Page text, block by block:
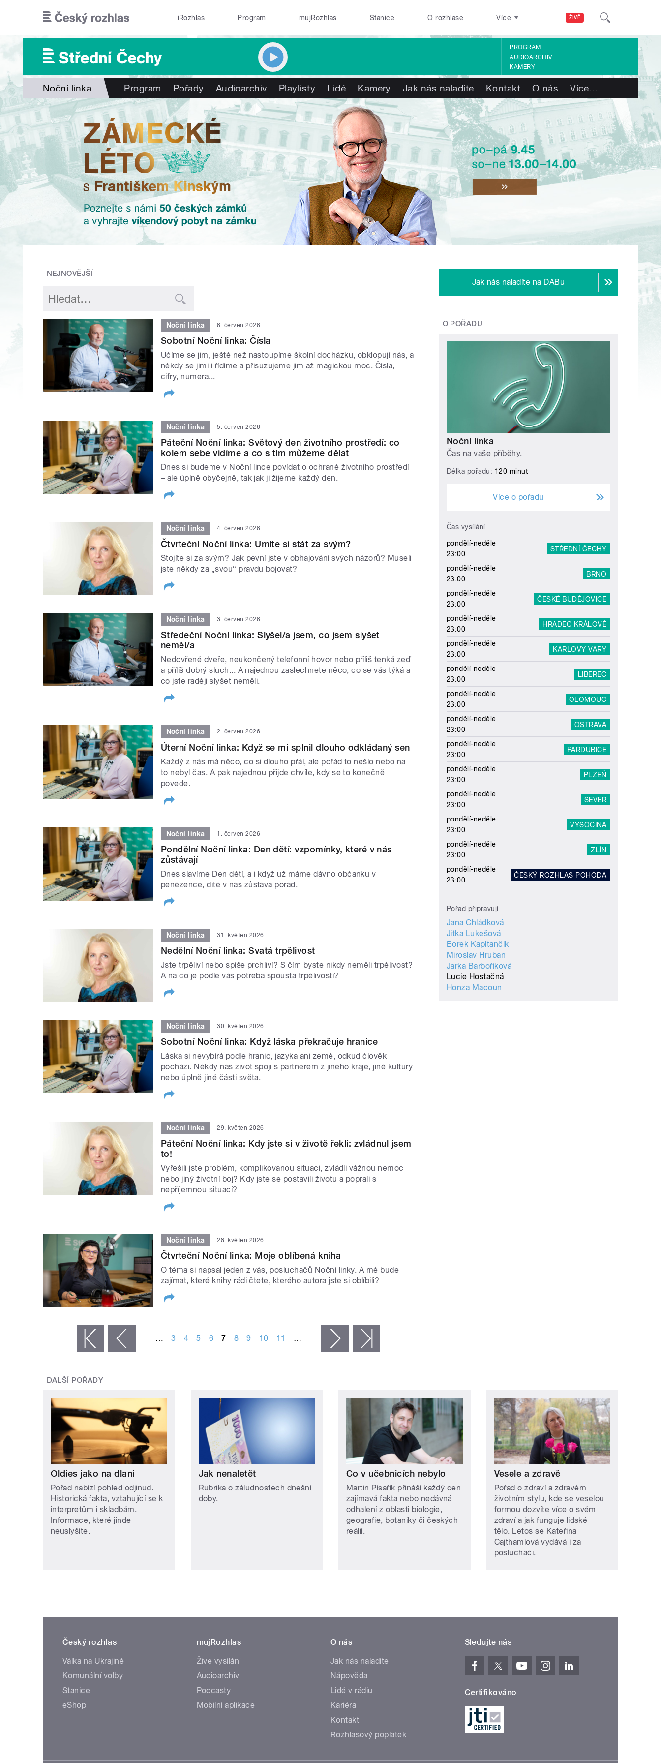
ŽIVĚ
iRozhlas Program mujRozhlas Stanice O rozhlase Více
PROGRAM
AUDIOARCHIV
KAMERY
Noční linka Program Pořady Audioarchiv Playlisty Lidé Kamery Jak nás naladíte Kontakt O nás Více…
NEJNOVĚJŠÍ
Noční linka 6. červen 2026
Sobotní Noční linka: Čísla
Učíme se jim, ještě než nastoupíme školní docházku, obklopují nás, a
někdy se jimi i řídíme a přisuzujeme jim až magickou moc. Čísla,
cifry, numera...
Noční linka 5. červen 2026
Páteční Noční linka: Světový den životního prostředí: co
kolem sebe vidíme a co s tím můžeme dělat
Dnes si budeme v Noční lince povídat o ochraně životního prostředí
– ale úplně obyčejně, tak jak ji žijeme každý den.
Noční linka 4. červen 2026
Čtvrteční Noční linka: Umíte si stát za svým?
Stojíte si za svým? Jak pevní jste v obhajování svých názorů? Museli
jste někdy za „svou“ pravdu bojovat?
Noční linka 3. červen 2026
Středeční Noční linka: Slyšel/a jsem, co jsem slyšet
neměl/a
Nedovřené dveře, neukončený telefonní hovor nebo příliš tenká zeď
a příliš dobrý sluch... A najednou zaslechnete něco, co se vás týká a
co jste raději slyšet neměli.
Noční linka 2. červen 2026
Úterní Noční linka: Když se mi splnil dlouho odkládaný sen
Každý z nás má něco, co si dlouho přál, ale pořád to nešlo nebo na
to nebyl čas. A pak najednou přijde chvíle, kdy se to konečně
povede.
Noční linka 1. červen 2026
Pondělní Noční linka: Den dětí: vzpomínky, které v nás
zůstávají
Dnes slavíme Den dětí, a i když už máme dávno občanku v
peněžence, dítě v nás zůstává pořád.
Noční linka 31. květen 2026
Nedělní Noční linka: Svatá trpělivost
Jste trpěliví nebo spíše prchliví? S čím byste nikdy neměli trpělivost?
A na co je podle vás potřeba spousta trpělivosti?
Noční linka 30. květen 2026
Sobotní Noční linka: Když láska překračuje hranice
Láska si nevybírá podle hranic, jazyka ani země, odkud člověk
pochází. Někdy nás život spojí s partnerem z jiného kraje, jiné kultury
nebo úplně jiné části světa.
Noční linka 29. květen 2026
Páteční Noční linka: Kdy jste si v životě řekli: zvládnul jsem
to!
Vyřešili jste problém, komplikovanou situaci, zvládli vážnou nemoc
nebo jiný životní boj? Kdy jste se postavili životu a poprali s
nepříjemnou situací?
Noční linka 28. květen 2026
Čtvrteční Noční linka: Moje oblíbená kniha
O téma si napsal jeden z vás, posluchačů Noční linky. A mě bude
zajímat, které knihy rádi čtete, kterého autora jste si oblíbili?
‹ předchozí … 3 4 5 6 7 8 9 10 11 … následující ›
Jak nás naladíte na DABu
O POŘADU
Noční linka
Čas na vaše příběhy.
Délka pořadu: 120 minut
Více o pořadu
Čas vysílání
pondělí-neděle
23:00
STŘEDNÍ ČECHY
pondělí-neděle
23:00
BRNO
pondělí-neděle
23:00
ČESKÉ BUDĚJOVICE
pondělí-neděle
23:00
HRADEC KRÁLOVÉ
pondělí-neděle
23:00
KARLOVY VARY
pondělí-neděle
23:00
LIBEREC
pondělí-neděle
23:00
OLOMOUC
pondělí-neděle
23:00
OSTRAVA
pondělí-neděle
23:00
PARDUBICE
pondělí-neděle
23:00
PLZEŇ
pondělí-neděle
23:00
SEVER
pondělí-neděle
23:00
VYSOČINA
pondělí-neděle
23:00
ZLÍN
pondělí-neděle
23:00
ČESKÝ ROZHLAS POHODA
Pořad připravují
Jana Chládková
Jitka Lukešová
Borek Kapitančik
Miroslav Hruban
Jarka Barboříková
Lucie Hostačná
Honza Macoun
DALŠÍ POŘADY
Oldies jako na dlani
Pořad nabízí pohled odjinud.
Historická fakta, vztahující se k
interpretům i skladbám.
Informace, které jinde
neuslyšíte.
Jak nenaletět
Rubrika o záludnostech dnešní
doby.
Co v učebnicích nebylo
Martin Písařík přináší každý den
zajímavá fakta nebo nedávná
odhalení z oblasti biologie,
geografie, botaniky či českých
reálií.
Vesele a zdravě
Pořad o zdraví a zdravém
životním stylu, kde se veselou
formou dozvíte více o svém
zdraví a jak funguje lidské
tělo. Letos se Kateřina
Cajthamlová vydává i za
posluchači.
Český rozhlas
Válka na Ukrajině
Komunální volby
Stanice
eShop
mujRozhlas
Živé vysílání
Audioarchiv
Podcasty
Mobilní aplikace
O nás
Jak nás naladíte
Nápověda
Lidé v rádiu
Kariéra
Kontakt
Rozhlasový poplatek
Sledujte nás
Certifikováno